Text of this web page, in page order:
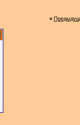
«